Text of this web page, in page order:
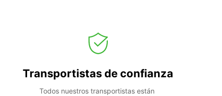
Transportistas de confianza
Todos nuestros transportistas están